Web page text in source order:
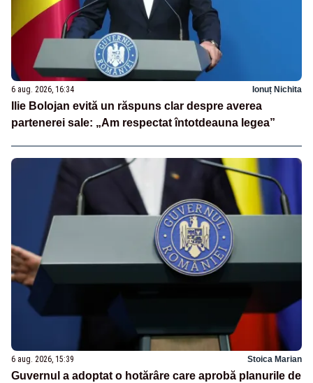
6 aug. 2026, 16:34 Ionuț Nichita
Ilie Bolojan evită un răspuns clar despre averea
partenerei sale: „Am respectat întotdeauna legea”
6 aug. 2026, 15:39 Stoica Marian
Guvernul a adoptat o hotărâre care aprobă planurile de